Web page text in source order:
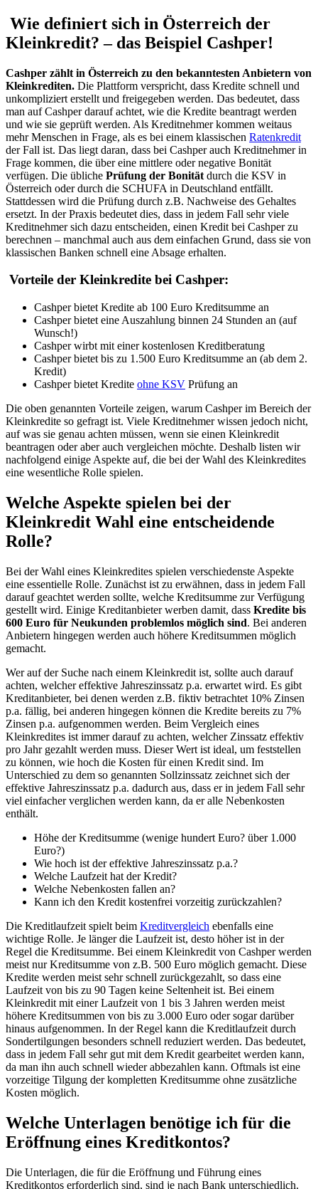
Wie definiert sich in Österreich der
Kleinkredit? – das Beispiel Cashper!
Cashper zählt in Österreich zu den bekanntesten Anbietern von
Kleinkrediten. Die Plattform verspricht, dass Kredite schnell und
unkompliziert erstellt und freigegeben werden. Das bedeutet, dass
man auf Cashper darauf achtet, wie die Kredite beantragt werden
und wie sie geprüft werden. Als Kreditnehmer kommen weitaus
mehr Menschen in Frage, als es bei einem klassischen Ratenkredit
der Fall ist. Das liegt daran, dass bei Cashper auch Kreditnehmer in
Frage kommen, die über eine mittlere oder negative Bonität
verfügen. Die übliche Prüfung der Bonität durch die KSV in
Österreich oder durch die SCHUFA in Deutschland entfällt.
Stattdessen wird die Prüfung durch z.B. Nachweise des Gehaltes
ersetzt. In der Praxis bedeutet dies, dass in jedem Fall sehr viele
Kreditnehmer sich dazu entscheiden, einen Kredit bei Cashper zu
berechnen – manchmal auch aus dem einfachen Grund, dass sie von
klassischen Banken schnell eine Absage erhalten.
Vorteile der Kleinkredite bei Cashper:
Cashper bietet Kredite ab 100 Euro Kreditsumme an
Cashper bietet eine Auszahlung binnen 24 Stunden an (auf
Wunsch!)
Cashper wirbt mit einer kostenlosen Kreditberatung
Cashper bietet bis zu 1.500 Euro Kreditsumme an (ab dem 2.
Kredit)
Cashper bietet Kredite ohne KSV Prüfung an
Die oben genannten Vorteile zeigen, warum Cashper im Bereich der
Kleinkredite so gefragt ist. Viele Kreditnehmer wissen jedoch nicht,
auf was sie genau achten müssen, wenn sie einen Kleinkredit
beantragen oder aber auch vergleichen möchte. Deshalb listen wir
nachfolgend einige Aspekte auf, die bei der Wahl des Kleinkredites
eine wesentliche Rolle spielen.
Welche Aspekte spielen bei der
Kleinkredit Wahl eine entscheidende
Rolle?
Bei der Wahl eines Kleinkredites spielen verschiedenste Aspekte
eine essentielle Rolle. Zunächst ist zu erwähnen, dass in jedem Fall
darauf geachtet werden sollte, welche Kreditsumme zur Verfügung
gestellt wird. Einige Kreditanbieter werben damit, dass Kredite bis
600 Euro für Neukunden problemlos möglich sind. Bei anderen
Anbietern hingegen werden auch höhere Kreditsummen möglich
gemacht.
Wer auf der Suche nach einem Kleinkredit ist, sollte auch darauf
achten, welcher effektive Jahreszinssatz p.a. erwartet wird. Es gibt
Kreditanbieter, bei denen werden z.B. fiktiv betrachtet 10% Zinsen
p.a. fällig, bei anderen hingegen können die Kredite bereits zu 7%
Zinsen p.a. aufgenommen werden. Beim Vergleich eines
Kleinkredites ist immer darauf zu achten, welcher Zinssatz effektiv
pro Jahr gezahlt werden muss. Dieser Wert ist ideal, um feststellen
zu können, wie hoch die Kosten für einen Kredit sind. Im
Unterschied zu dem so genannten Sollzinssatz zeichnet sich der
effektive Jahreszinssatz p.a. dadurch aus, dass er in jedem Fall sehr
viel einfacher verglichen werden kann, da er alle Nebenkosten
enthält.
Höhe der Kreditsumme (wenige hundert Euro? über 1.000
Euro?)
Wie hoch ist der effektive Jahreszinssatz p.a.?
Welche Laufzeit hat der Kredit?
Welche Nebenkosten fallen an?
Kann ich den Kredit kostenfrei vorzeitig zurückzahlen?
Die Kreditlaufzeit spielt beim Kreditvergleich ebenfalls eine
wichtige Rolle. Je länger die Laufzeit ist, desto höher ist in der
Regel die Kreditsumme. Bei einem Kleinkredit von Cashper werden
meist nur Kreditsumme von z.B. 500 Euro möglich gemacht. Diese
Kredite werden meist sehr schnell zurückgezahlt, so dass eine
Laufzeit von bis zu 90 Tagen keine Seltenheit ist. Bei einem
Kleinkredit mit einer Laufzeit von 1 bis 3 Jahren werden meist
höhere Kreditsummen von bis zu 3.000 Euro oder sogar darüber
hinaus aufgenommen. In der Regel kann die Kreditlaufzeit durch
Sondertilgungen besonders schnell reduziert werden. Das bedeutet,
dass in jedem Fall sehr gut mit dem Kredit gearbeitet werden kann,
da man ihn auch schnell wieder abbezahlen kann. Oftmals ist eine
vorzeitige Tilgung der kompletten Kreditsumme ohne zusätzliche
Kosten möglich.
Welche Unterlagen benötige ich für die
Eröffnung eines Kreditkontos?
Die Unterlagen, die für die Eröffnung und Führung eines
Kreditkontos erforderlich sind, sind je nach Bank unterschiedlich.